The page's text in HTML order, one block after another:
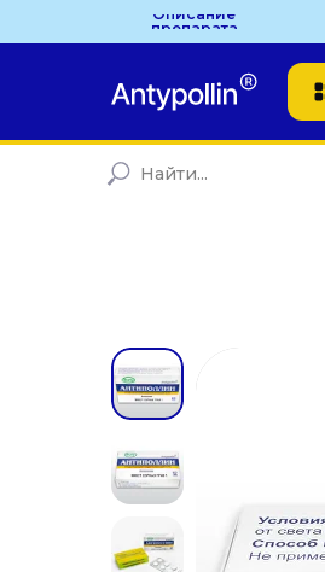
Описание
препарата